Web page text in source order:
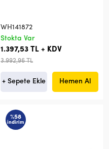
WH141872
Stokta Var
1.397,53 TL + KDV
3.992,96 TL
+ Sepete Ekle Hemen Al
%58
indirim